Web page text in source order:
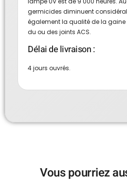
germicides diminuent
également la qualité de la gaine
du ou des joints ACS.
Délai de livraison :
4 jours ouvrés.
Vous pourriez